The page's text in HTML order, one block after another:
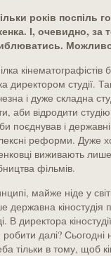
років поспіль
І, очевидно, за
директором студії.
і дуже складна
аби відродити
поєднував і
реформи. Дуже
виживають
фільмів.
майже ніде у
державна
В директора
далі?
тільки в тому, щоб